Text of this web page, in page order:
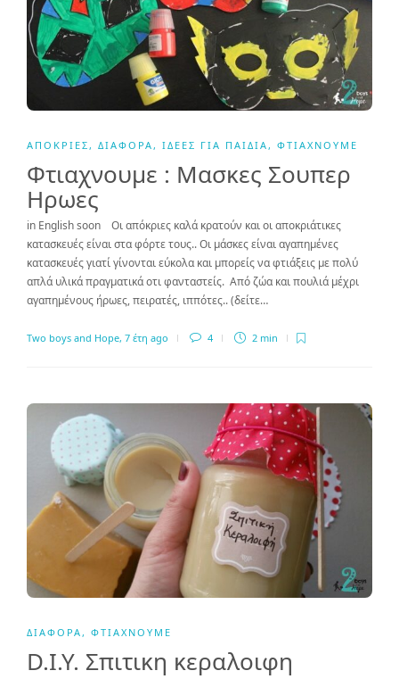
ΑΠΌΚΡΙΕΣ , ΔΙΆΦΟΡΑ , ΙΔΈΕΣ ΓΙΑ ΠΑΙΔΙΆ , ΦΤΙΆΧΝΟΥΜΕ
Φτιαχνουμε : Μασκες Σουπερ
Ηρωες
in English soon Οι απόκριες καλά κρατούν και οι αποκριάτικες
κατασκευές είναι στα φόρτε τους.. Οι μάσκες είναι αγαπημένες
κατασκευές γιατί γίνονται εύκολα και μπορείς να φτιάξεις με πολύ
απλά υλικά πραγματικά οτι φανταστείς. Από ζώα και πουλιά μέχρι
αγαπημένους ήρωες, πειρατές, ιππότες.. (δείτε…
Two boys and Hope, 7 έτη ago 4 2 min
ΔΙΆΦΟΡΑ, ΦΤΙΆΧΝΟΥΜΕ
D.I.Y. Σπιτικη κεραλοιφη